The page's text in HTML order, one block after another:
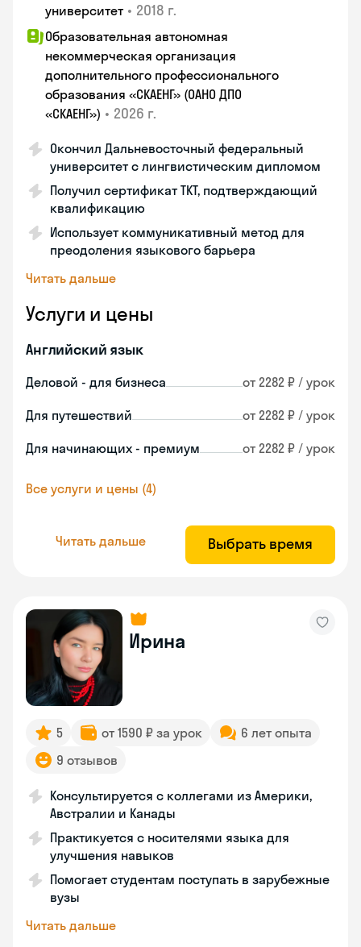
университет • 2018 г.
Образовательная автономная
некоммерческая организация
дополнительного профессионального
образования «СКАЕНГ» (ОАНО ДПО
«СКАЕНГ») • 2026 г.
Окончил Дальневосточный федеральный
университет с лингвистическим дипломом
Получил сертификат TKT, подтверждающий
квалификацию
Использует коммуникативный метод для
преодоления языкового барьера
Читать дальше
Услуги и цены
Английский язык
Деловой - для бизнеса от 2282 ₽ / урок
Для путешествий от 2282 ₽ / урок
Для начинающих - премиум от 2282 ₽ / урок
Все услуги и цены (4)
Читать дальше Выбрать время
Ирина
5 от 1590 ₽ за урок
6 лет опыта
9 отзывов
Консультируется с коллегами из Америки,
Австралии и Канады
Практикуется с носителями языка для
улучшения навыков
Помогает студентам поступать в зарубежные
вузы
Читать дальше